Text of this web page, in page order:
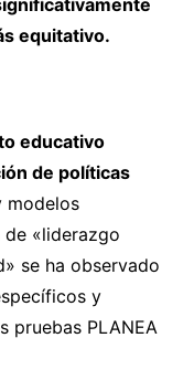
equitativo.
educativo
de políticas
modelos
de «liderazgo
se ha observado
y
pruebas PLANEA